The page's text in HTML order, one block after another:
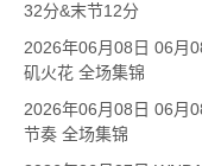
32分&末节12分
2026年06月08日 06月
矶火花 全场集锦
2026年06月08日 06月
节奏 全场集锦